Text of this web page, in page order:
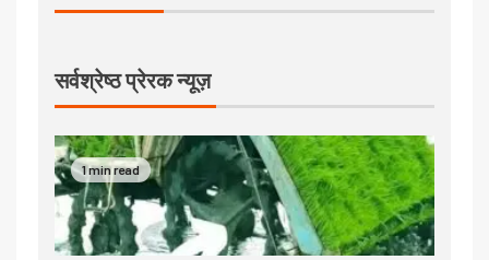
सर्वश्रेष्ठ प्रेरक न्यूज़
1 min read